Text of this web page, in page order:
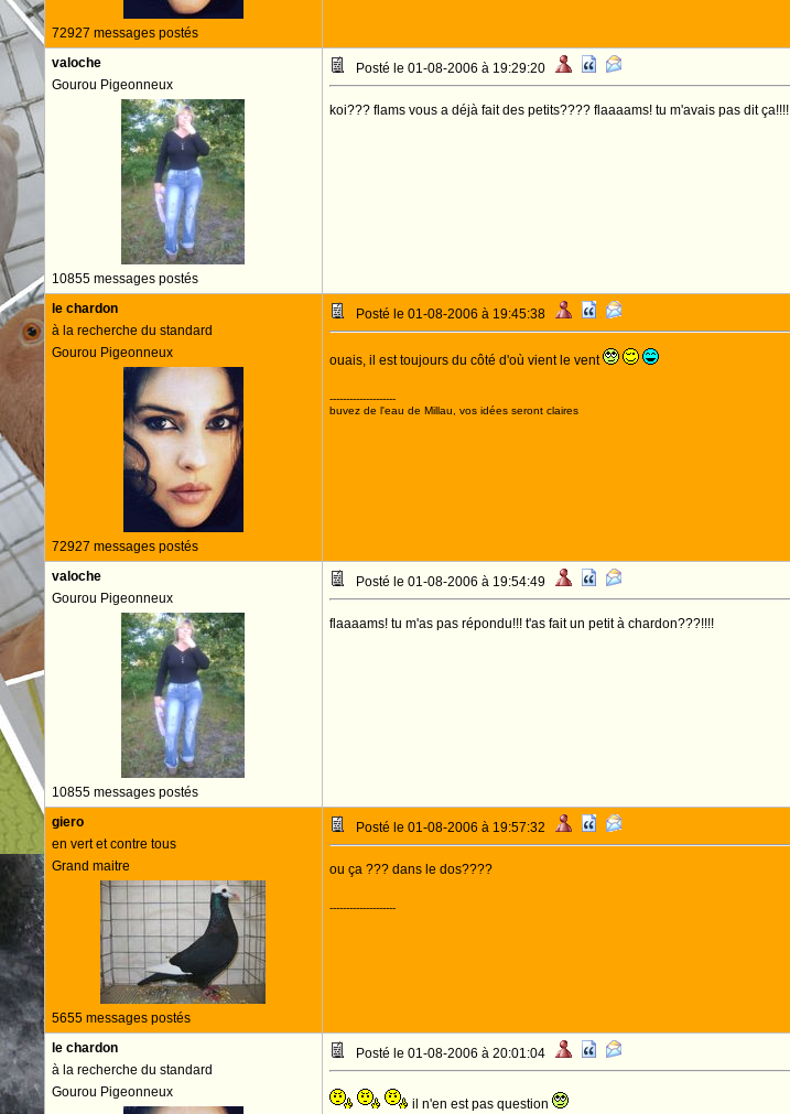
72927 messages postés
valoche
Gourou Pigeonneux
10855 messages postés
Posté le 01-08-2006 à 19:29:20
koi??? flams vous a déjà fait des petits???? flaaaams! tu m'avais pas dit ça!!!!
le chardon
à la recherche du standard
Gourou Pigeonneux
72927 messages postés
Posté le 01-08-2006 à 19:45:38
ouais, il est toujours du côté d'où vient le vent
--------------------
buvez de l'eau de Millau, vos idées seront claires
valoche
Gourou Pigeonneux
10855 messages postés
Posté le 01-08-2006 à 19:54:49
flaaaams! tu m'as pas répondu!!! t'as fait un petit à chardon???!!!!
giero
en vert et contre tous
Grand maitre
5655 messages postés
Posté le 01-08-2006 à 19:57:32
ou ça ??? dans le dos????
--------------------
le chardon
à la recherche du standard
Gourou Pigeonneux
Posté le 01-08-2006 à 20:01:04
il n'en est pas question